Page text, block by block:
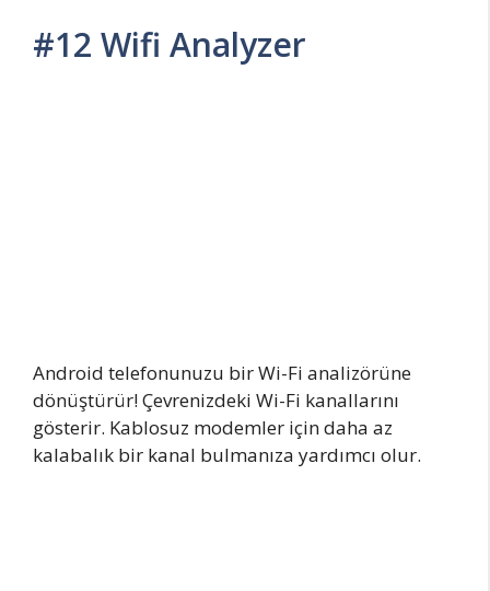
#12 Wifi Analyzer
Android telefonunuzu bir Wi-Fi analizörüne
dönüştürür! Çevrenizdeki Wi-Fi kanallarını
gösterir. Kablosuz modemler için daha az
kalabalık bir kanal bulmanıza yardımcı olur.